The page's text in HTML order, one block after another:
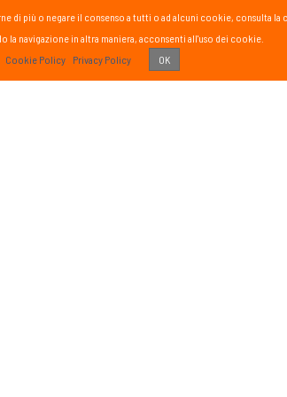
più o negare il consenso a tutti o ad alcuni cookie, consulta
la navigazione in altra maniera, acconsenti all'uso dei cookie.
Cookie Policy
Privacy Policy OK